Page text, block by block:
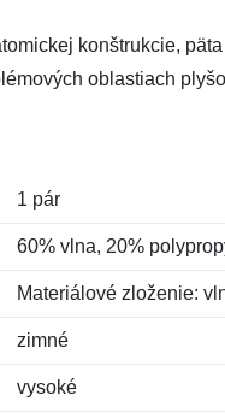
konštrukcie,
oblastiach
1 pár
60% vlna, 20%
Materiálové zloženie:
zimné
vysoké